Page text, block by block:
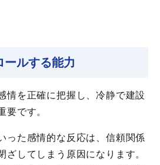
ールする能力
情を正確に把握し、冷静で建設
要です。
った感情的な反応は、信頼関係
ざしてしまう原因になります。